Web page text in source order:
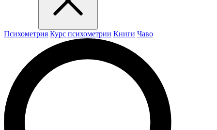
Психометрия Курс психометрии Книги Чаво